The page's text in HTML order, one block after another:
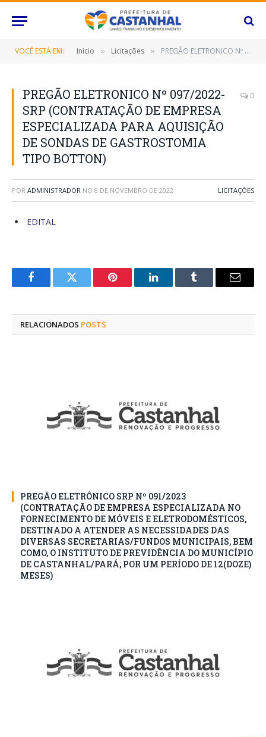
VOCÊ ESTÁ EM: Inicio » Licitações » PREGÃO ELETRONICO Nº 097/2022-SRP (CONTRATAÇÃO DE EMPRESA ESPECIALIZADA PARA AQUISIÇÃO DE SONDAS DE GASTROSTOMIA TIPO BOTTON)
PREGÃO ELETRONICO Nº 097/2022-
SRP (CONTRATAÇÃO DE EMPRESA
ESPECIALIZADA PARA AQUISIÇÃO
DE SONDAS DE GASTROSTOMIA
TIPO BOTTON)
0
POR ADMINISTRADOR NO 8 DE NOVEMBRO DE 2022 LICITAÇÕES
EDITAL
FacebookTwitter Pinterest O
Tumblr
E-
RELACIONADOS POSTS
PREGÃO ELETRÔNICO SRP Nº 091/2023
(CONTRATAÇÃO DE EMPRESA ESPECIALIZADA NO
FORNECIMENTO DE MÓVEIS E ELETRODOMÉSTICOS,
DESTINADO A ATENDER AS NECESSIDADES DAS
DIVERSAS SECRETARIAS/FUNDOS MUNICIPAIS, BEM
COMO, O INSTITUTO DE PREVIDÊNCIA DO MUNICÍPIO
DE CASTANHAL/PARÁ, POR UM PERÍODO DE 12(DOZE)
MESES)